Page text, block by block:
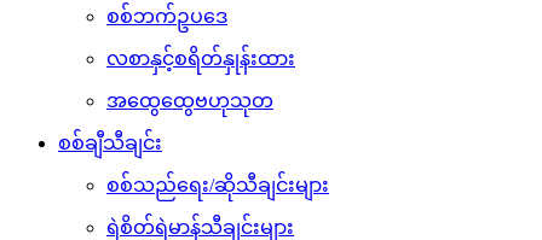
စစ်ဘက်ဥပဒေ
လစာနှင့်စရိတ်နှုန်းထား
အထွေထွေဗဟုသုတ
စစ်ချီသီချင်း
စစ်သည်ရေး/ဆိုသီချင်းများ
ရဲစိတ်ရဲမာန်သီချင်းများ